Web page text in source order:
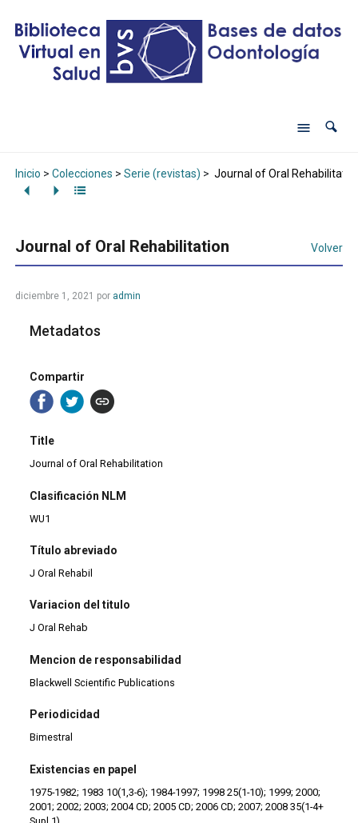
Inicio > Colecciones > Serie (revistas) > Journal of Oral
Journal of Oral Rehabilitation Volver
diciembre 1, 2021 por admin
Metadatos
Compartir
Title
Journal of Oral Rehabilitation
Clasificación NLM
WU1
Título abreviado
J Oral Rehabil
Variacion del titulo
J Oral Rehab
Mencion de responsabilidad
Blackwell Scientific Publications
Periodicidad
Bimestral
Existencias en papel
1975-1982; 1983 10(1,3-6); 1984-1997; 1998 25(1-10); 1999; 2000;
2001; 2002; 2003; 2004 CD; 2005 CD; 2006 CD; 2007; 2008 35(1-4+